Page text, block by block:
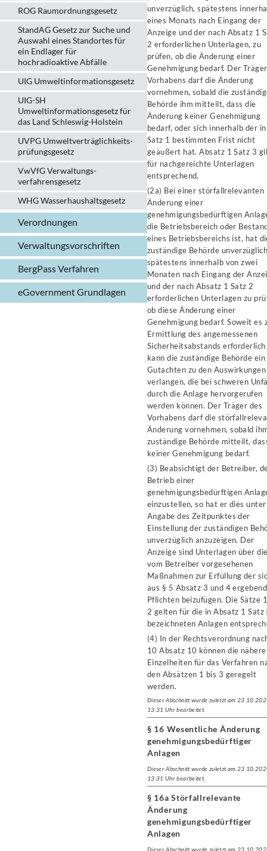
ROG Raumordnungsgesetz
StandAG Gesetz zur Suche und
Auswahl eines Standortes für
ein Endlager für
hochradioaktive Abfälle
UIG Umweltinformationsgesetz
UIG-SH
Umweltinformationsgesetz für
das Land Schleswig-Holstein
UVPG Umweltverträglich­keits­
prüfungs­gesetz
VwVfG Verwaltungs­
verfahrens­gesetz
WHG Wasserhaushalts­gesetz
Verordnungen
Verwaltungs­vorschriften
BergPass Verfahren
eGovernment Grundlagen
unverzüglich, spätestens
eines Monats nach Eingang der
Anzeige und der nach Absatz 1
2 erforderlichen Unterlagen, zu
prüfen, ob die Änderung einer
Genehmigung bedarf. Der
Vorhabens darf die Änderung
vornehmen, sobald die
Behörde ihm mitteilt, dass die
Änderung keiner Genehmigung
bedarf, oder sich innerhalb der in
Satz 1 bestimmten Frist nicht
geäußert hat. Absatz 1 Satz 3
für nachgereichte Unterlagen
entsprechend.
(2a) Bei einer störfallrelevanten
Änderung einer
genehmigungsbedürftigen
die Betriebsbereich oder
eines Betriebsbereichs ist, hat
zuständige Behörde
spätestens innerhalb von zwei
Monaten nach Eingang der
und der nach Absatz 1 Satz 2
erforderlichen Unterlagen zu
ob diese Änderung einer
Genehmigung bedarf. Soweit es
Ermittlung des angemessenen
Sicherheitsabstands
kann die zuständige Behörde ein
Gutachten zu den Auswirkungen
verlangen, die bei schweren
durch die Anlage hervorgerufen
werden können. Der Träger des
Vorhabens darf die
Änderung vornehmen, sobald
zuständige Behörde mitteilt,
keiner Genehmigung bedarf.
(3) Beabsichtigt der Betreiber,
Betrieb einer
genehmigungsbedürftigen
einzustellen, so hat er dies unter
Angabe des Zeitpunktes der
Einstellung der zuständigen
unverzüglich anzuzeigen. Der
Anzeige sind Unterlagen über
vom Betreiber vorgesehenen
Maßnahmen zur Erfüllung der
aus § 5 Absatz 3 und 4
Pflichten beizufügen. Die Sätze
2 gelten für die in Absatz 1 Satz
bezeichneten Anlagen
(4) In der Rechtsverordnung
10 Absatz 10 können die
Einzelheiten für das Verfahren
den Absätzen 1 bis 3 geregelt
werden.
Dieser Abschnitt wurde zuletzt am
13:31 Uhr bearbeitet.
§ 16 Wesentliche Änderung
genehmigungsbedürftiger
Anlagen
Dieser Abschnitt wurde zuletzt am
13:31 Uhr bearbeitet.
§ 16a Störfallrelevante
Änderung
genehmigungsbedürftiger
Anlagen
Dieser Abschnitt wurde zuletzt am